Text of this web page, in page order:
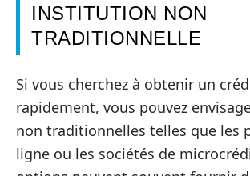
INSTITUTION NON
TRADITIONNELLE
Si vous cherchez à obtenir un
rapidement, vous pouvez
non traditionnelles telles que les
ligne ou les sociétés de